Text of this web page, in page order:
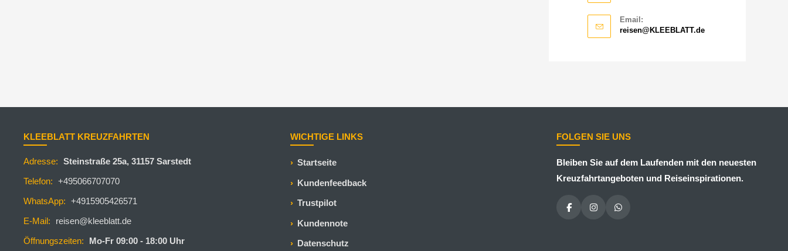
Email:
reisen@KLEEBLATT.de
KLEEBLATT KREUZFAHRTEN
Adresse: Steinstraße 25a, 31157 Sarstedt
Telefon: +495066707070
WhatsApp: +4915905426571
E-Mail:
reisen@kleeblatt.de
Öffnungszeiten:
Mo-Fr 09:00 - 18:00 Uhr
WICHTIGE LINKS
Startseite
Kundenfeedback
Trustpilot
Kundennote
Datenschutz
FOLGEN SIE UNS
Bleiben Sie auf dem Laufenden mit den neuesten
Kreuzfahrtangeboten und Reiseinspirationen.